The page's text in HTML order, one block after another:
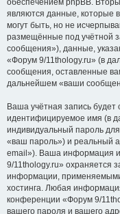
обеспечением phpBB.
являются данные, которые
могут быть, но не
размещённые под учётной
сообщения»), данные,
«Форум 9/11thology.ru» (в
сообщения, оставленные
дальнейшем «ваши
Ваша учётная запись
идентифицируемое имя (в
индивидуальный пароль
«ваш пароль») и реальный
email»). Ваша информация
9/11thology.ru» охраняется
информации,
хостинга. Любая
конференции «Форум 9/
вашего пароля и вашего